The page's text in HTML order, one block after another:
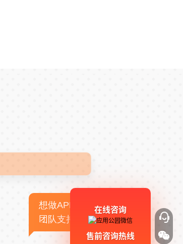
想做APP，但没有技术
团队支持
在线咨询
售前咨询热线